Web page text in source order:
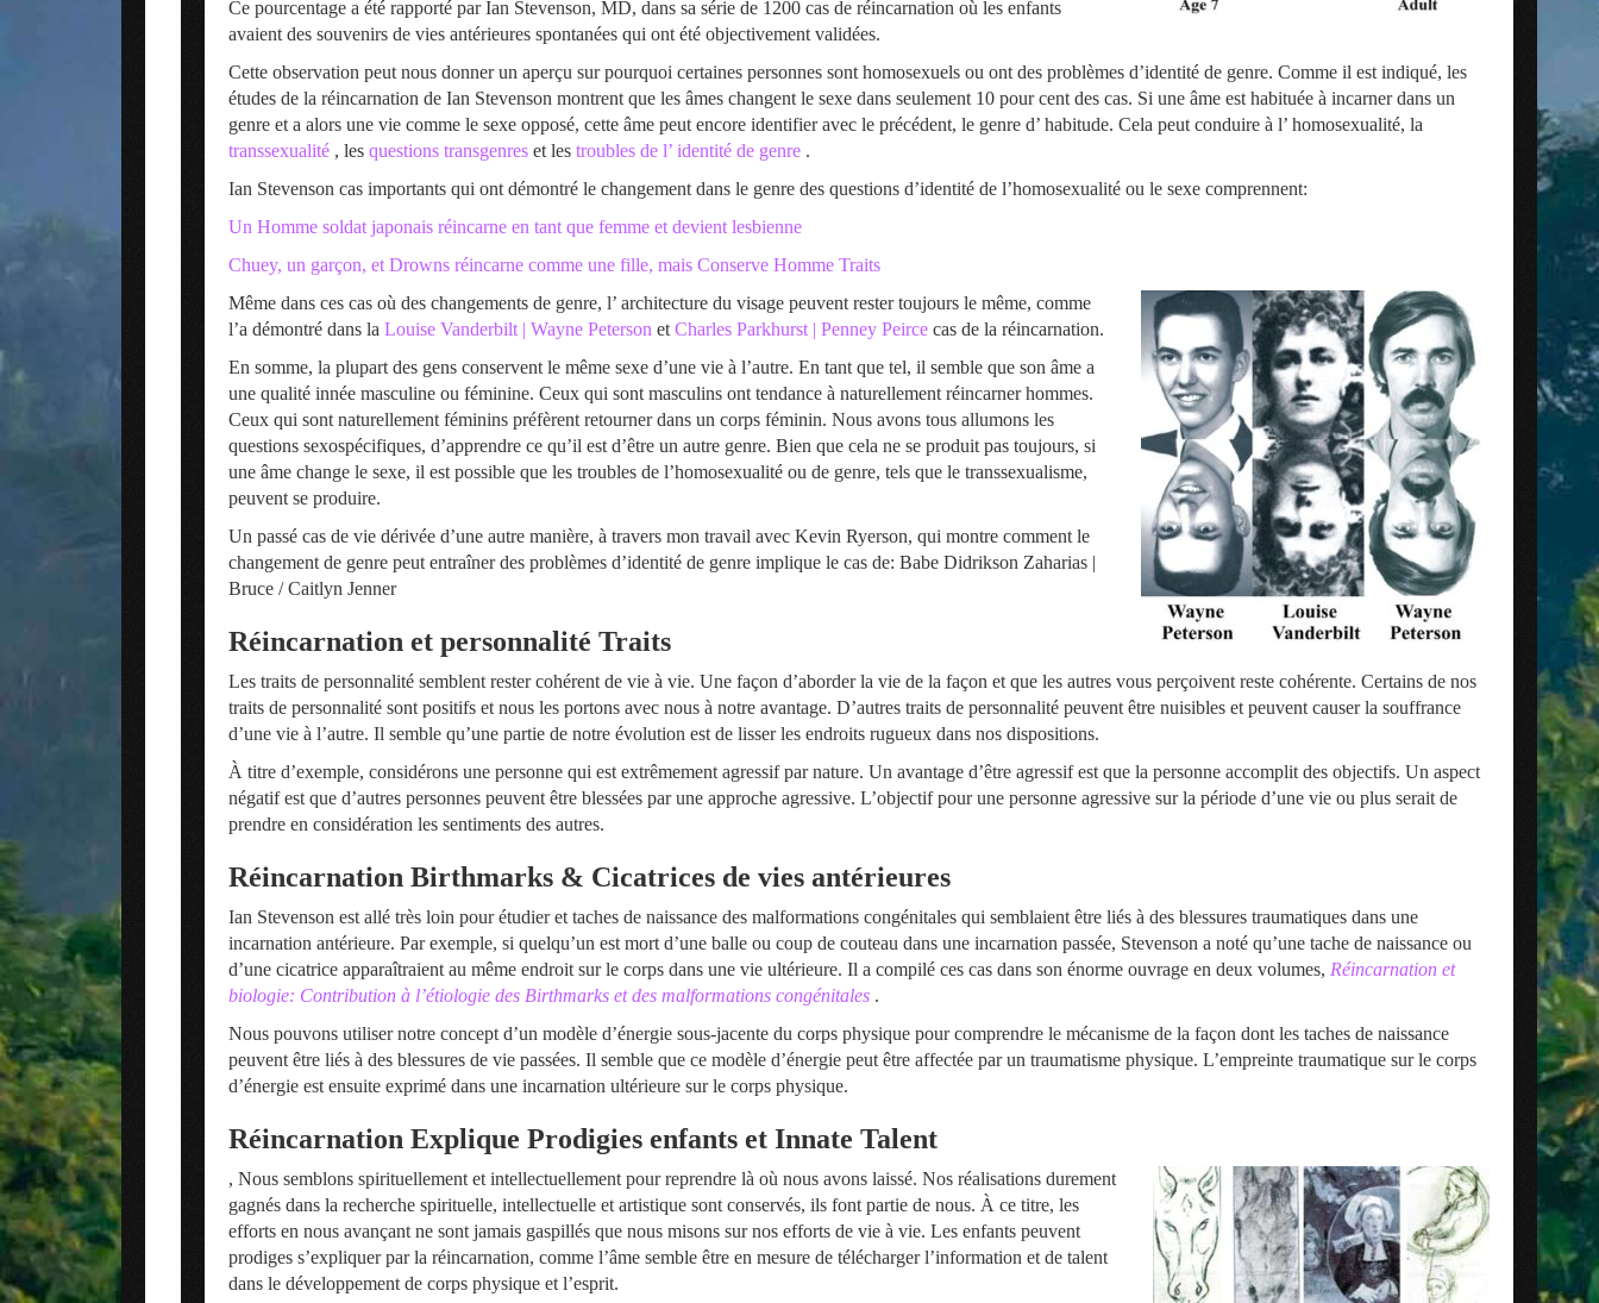
Ce pourcentage a été rapporté par Ian Stevenson, MD, dans sa série de 1200 cas de réincarnation où les enfants
avaient des souvenirs de vies antérieures spontanées qui ont été objectivement validées.
Cette observation peut nous donner un aperçu sur pourquoi certaines personnes sont homosexuels ou ont des problèmes d’identité de genre. Comme il est indiqué, les
études de la réincarnation de Ian Stevenson montrent que les âmes changent le sexe dans seulement 10 pour cent des cas. Si une âme est habituée à incarner dans un
genre et a alors une vie comme le sexe opposé, cette âme peut encore identifier avec le précédent, le genre d’ habitude. Cela peut conduire à l’ homosexualité, la
transsexualité , les questions transgenres et les troubles de l’ identité de genre .
Ian Stevenson cas importants qui ont démontré le changement dans le genre des questions d’identité de l’homosexualité ou le sexe comprennent:
Un Homme soldat japonais réincarne en tant que femme et devient lesbienne
Chuey, un garçon, et Drowns réincarne comme une fille, mais Conserve Homme Traits
Même dans ces cas où des changements de genre, l’ architecture du visage peuvent rester toujours le même, comme
l’a démontré dans la Louise Vanderbilt | Wayne Peterson et Charles Parkhurst | Penney Peirce cas de la réincarnation.
En somme, la plupart des gens conservent le même sexe d’une vie à l’autre. En tant que tel, il semble que son âme a
une qualité innée masculine ou féminine. Ceux qui sont masculins ont tendance à naturellement réincarner hommes.
Ceux qui sont naturellement féminins préfèrent retourner dans un corps féminin. Nous avons tous allumons les
questions sexospécifiques, d’apprendre ce qu’il est d’être un autre genre. Bien que cela ne se produit pas toujours, si
une âme change le sexe, il est possible que les troubles de l’homosexualité ou de genre, tels que le transsexualisme,
peuvent se produire.
Un passé cas de vie dérivée d’une autre manière, à travers mon travail avec Kevin Ryerson, qui montre comment le
changement de genre peut entraîner des problèmes d’identité de genre implique le cas de: Babe Didrikson Zaharias |
Bruce / Caitlyn Jenner
Réincarnation et personnalité Traits
Les traits de personnalité semblent rester cohérent de vie à vie. Une façon d’aborder la vie de la façon et que les autres vous perçoivent reste cohérente. Certains de nos
traits de personnalité sont positifs et nous les portons avec nous à notre avantage. D’autres traits de personnalité peuvent être nuisibles et peuvent causer la souffrance
d’une vie à l’autre. Il semble qu’une partie de notre évolution est de lisser les endroits rugueux dans nos dispositions.
À titre d’exemple, considérons une personne qui est extrêmement agressif par nature. Un avantage d’être agressif est que la personne accomplit des objectifs. Un aspect
négatif est que d’autres personnes peuvent être blessées par une approche agressive. L’objectif pour une personne agressive sur la période d’une vie ou plus serait de
prendre en considération les sentiments des autres.
Réincarnation Birthmarks & Cicatrices de vies antérieures
Ian Stevenson est allé très loin pour étudier et taches de naissance des malformations congénitales qui semblaient être liés à des blessures traumatiques dans une
incarnation antérieure. Par exemple, si quelqu’un est mort d’une balle ou coup de couteau dans une incarnation passée, Stevenson a noté qu’une tache de naissance ou
d’une cicatrice apparaîtraient au même endroit sur le corps dans une vie ultérieure. Il a compilé ces cas dans son énorme ouvrage en deux volumes, Réincarnation et
biologie: Contribution à l’étiologie des Birthmarks et des malformations congénitales .
Nous pouvons utiliser notre concept d’un modèle d’énergie sous-jacente du corps physique pour comprendre le mécanisme de la façon dont les taches de naissance
peuvent être liés à des blessures de vie passées. Il semble que ce modèle d’énergie peut être affectée par un traumatisme physique. L’empreinte traumatique sur le corps
d’énergie est ensuite exprimé dans une incarnation ultérieure sur le corps physique.
Réincarnation Explique Prodigies enfants et Innate Talent
, Nous semblons spirituellement et intellectuellement pour reprendre là où nous avons laissé. Nos réalisations durement
gagnés dans la recherche spirituelle, intellectuelle et artistique sont conservés, ils font partie de nous. À ce titre, les
efforts en nous avançant ne sont jamais gaspillés que nous misons sur nos efforts de vie à vie. Les enfants peuvent
prodiges s’expliquer par la réincarnation, comme l’âme semble être en mesure de télécharger l’information et de talent
dans le développement de corps physique et l’esprit.